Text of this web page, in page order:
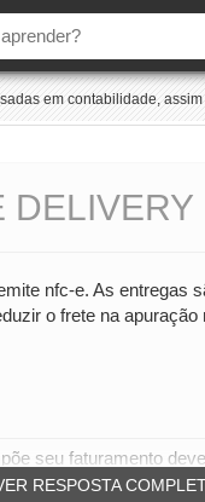
em contabilidade,
DELIVERY
nfc-e. As entregas
o frete na
RESPOSTA
seu faturamento